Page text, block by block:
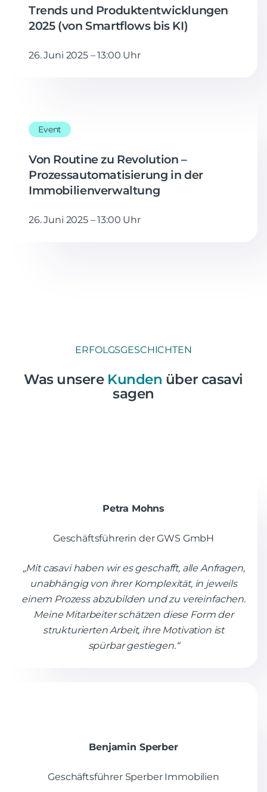
Trends und Produktentwicklungen
2025 (von Smartflows bis KI)
26. Juni 2025 – 13:00 Uhr
Event
Von Routine zu Revolution –
Prozessautomatisierung in der
Immobilienverwaltung
26. Juni 2025 – 13:00 Uhr
ERFOLGSGESCHICHTEN
Was unsere Kunden über casavi
sagen
Petra Mohns
Geschäftsführerin der GWS GmbH
„Mit casavi haben wir es geschafft, alle Anfragen,
unabhängig von ihrer Komplexität, in jeweils
einem Prozess abzubilden und zu vereinfachen.
Meine Mitarbeiter schätzen diese Form der
strukturierten Arbeit, ihre Motivation ist
spürbar gestiegen.“
Benjamin Sperber
Geschäftsführer Sperber Immobilien